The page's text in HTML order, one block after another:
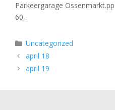
Parkeergarage
60,-
Categorieën
Uncategorized
april 18
april 19